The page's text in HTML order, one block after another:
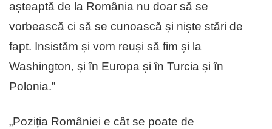
așteaptă de la România nu doar să se
vorbească ci să se cunoască și niște stări de
fapt. Insistăm și vom reuși să fim și la
Washington, și în Europa și în Turcia și în
Polonia.”
„Poziția României e cât se poate de